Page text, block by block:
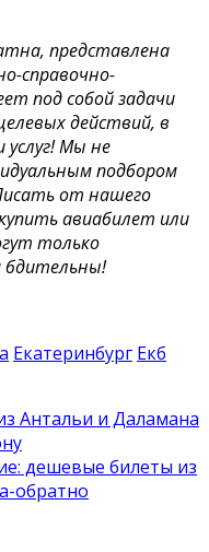
представлена
справочно-
под собой задачи
действий, в
Мы не
подбором
от нашего
авиабилет или
только
бдительны!
Екатеринбург Екб
Антальи и Даламана
дешевые билеты из
обратно